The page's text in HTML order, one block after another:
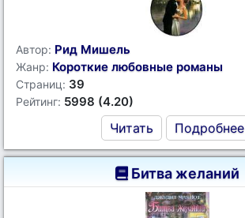
Автор: Рид Мишель
Жанр: Короткие любовные романы
Страниц: 39
Рейтинг: 5998 (4.20)
Читать Подробнее
Битва желаний